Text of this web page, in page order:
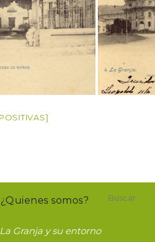
¿Quienes somos?
Granja y su entorno